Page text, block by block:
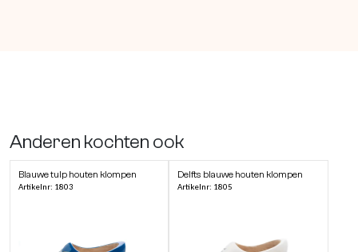
Anderen kochten ook
Blauwe tulp houten klompen
Artikelnr: 1803
Delfts blauwe houten klompen
Artikelnr: 1805